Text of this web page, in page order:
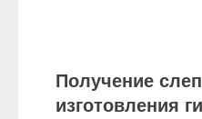
Получение
изготовления